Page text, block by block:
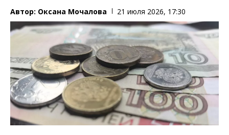
Автор: Оксана Мочалова 21 июля 2026, 17:30